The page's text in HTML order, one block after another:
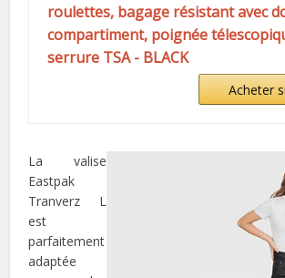
roulettes, bagage résistant avec
compartiment, poignée
serrure TSA - BLACK
Acheter
La valise
Eastpak
Tranverz L
est
parfaitement
adaptée